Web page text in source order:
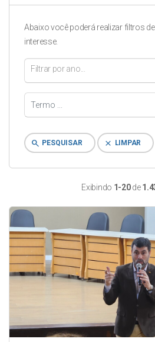
Exibindo 1-20de
Abaixo você poderá realizar filtros
interesse.
Filtrar por ano...
search PESQUISAR clear LIMPAR